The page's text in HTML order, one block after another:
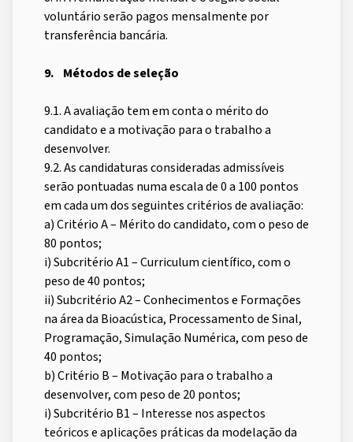
voluntário serão pagos mensalmente por
transferência bancária.
9. Métodos de seleção
9.1. A avaliação tem em conta o mérito do
candidato e a motivação para o trabalho a
desenvolver.
9.2. As candidaturas consideradas admissíveis
serão pontuadas numa escala de 0 a 100 pontos
em cada um dos seguintes critérios de avaliação:
a) Critério A – Mérito do candidato, com o peso de
80 pontos;
i) Subcritério A1 – Curriculum científico, com o
peso de 40 pontos;
ii) Subcritério A2 – Conhecimentos e Formações
na área da Bioacústica, Processamento de Sinal,
Programação, Simulação Numérica, com peso de
40 pontos;
b) Critério B – Motivação para o trabalho a
desenvolver, com peso de 20 pontos;
i) Subcritério B1 – Interesse nos aspectos
teóricos e aplicações práticas da modelação da